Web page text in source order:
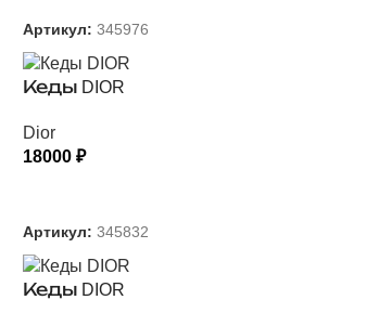
Артикул: 345976
Кеды DIOR
Dior
18000 ₽
Артикул: 345832
Кеды DIOR